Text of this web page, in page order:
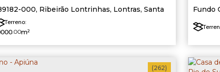
SC000, Ribeirão Lontrinhas, Lontras, Santa
Terreno:
.00m²
Fundo
Lado
(262)